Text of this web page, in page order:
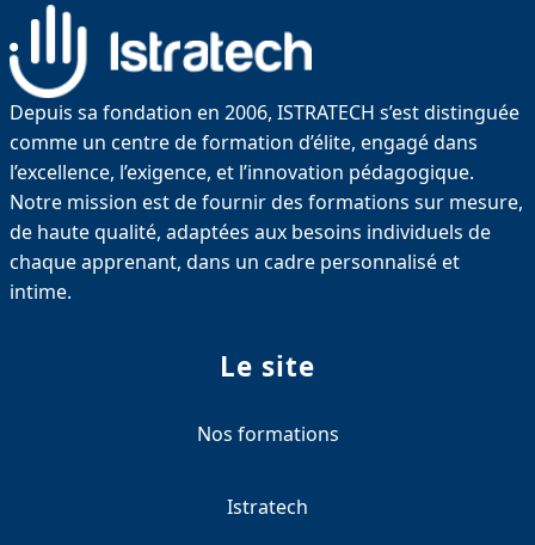
Depuis sa fondation en 2006, ISTRATECH s’est distinguée
comme un centre de formation d’élite, engagé dans
l’excellence, l’exigence, et l’innovation pédagogique.
Notre mission est de fournir des formations sur mesure,
de haute qualité, adaptées aux besoins individuels de
chaque apprenant, dans un cadre personnalisé et
intime.
Le site
Nos formations
Istratech